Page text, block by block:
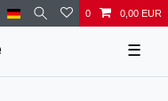
0 0,00 EUR
☰